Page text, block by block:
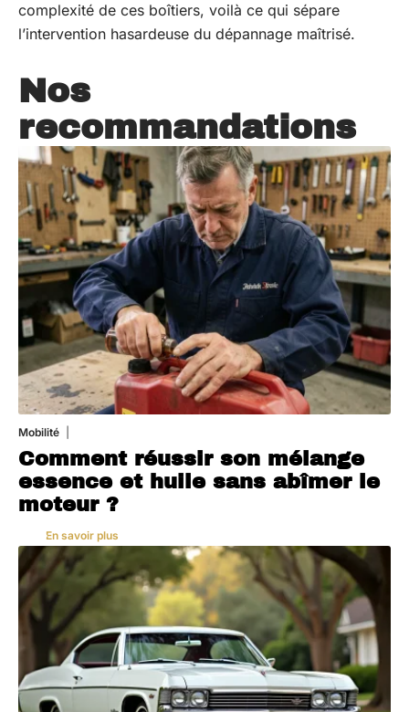
complexité de ces boîtiers, voilà ce qui sépare
l’intervention hasardeuse du dépannage maîtrisé.
Nos
recommandations
Mobilité
Comment réussir son mélange
essence et huile sans abîmer le
moteur ?
En savoir plus